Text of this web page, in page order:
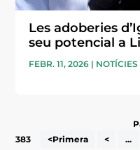
Les adoberies
seu potencial a
FEBR. 11, 2026 | NOTÍCIES
383
<Primera < ...